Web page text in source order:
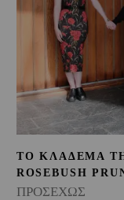
ΤΟ ΚΛΑΔΕΜΑ
ROSEBUSH
ΠΡΟΣΕΧΩΣ